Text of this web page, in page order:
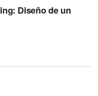
Diseño de un